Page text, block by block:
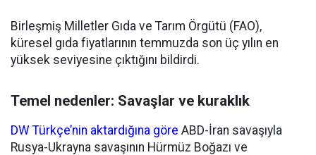
Birleşmiş Milletler Gıda ve Tarım Örgütü (FAO),
küresel gıda fiyatlarının temmuzda son üç yılın en
yüksek seviyesine çıktığını bildirdi.
Temel nedenler: Savaşlar ve kuraklık
DW Türkçe’nin aktardığına göre ABD-İran savaşıyla
Rusya-Ukrayna savaşının Hürmüz Boğazı ve